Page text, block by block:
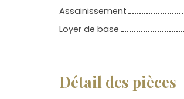
Assainissement
Loyer de base
Détail des pièces